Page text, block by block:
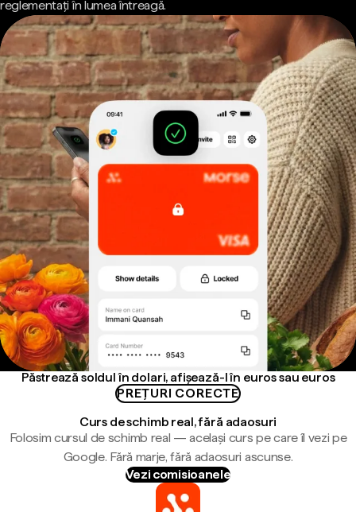
reglementați în lumea întreagă.
Păstrează soldul în dolari, afișează-l în euros sau euros
PREȚURI CORECTE
Curs de schimb real, fără adaosuri
Folosim cursul de schimb real — același curs pe care îl vezi pe
Google. Fără marje, fără adaosuri ascunse.
Vezi comisioanele